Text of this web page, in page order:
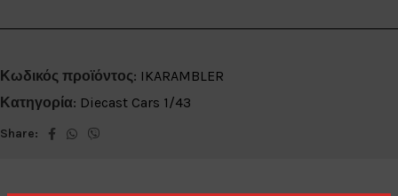
Κωδικός προϊόντος: IKARAMBLER
Κατηγορία: Diecast Cars 1/43
Share: